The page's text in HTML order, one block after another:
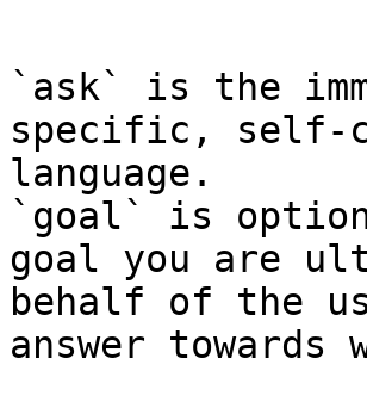
`ask` is the
specific, self-
language.
`goal` is
goal you are
behalf of the
answer